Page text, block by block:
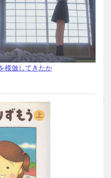
模倣してきたか